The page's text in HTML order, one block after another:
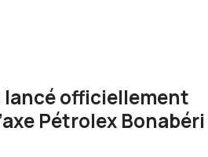
lancé officiellement
Pétrolex Bonabéri